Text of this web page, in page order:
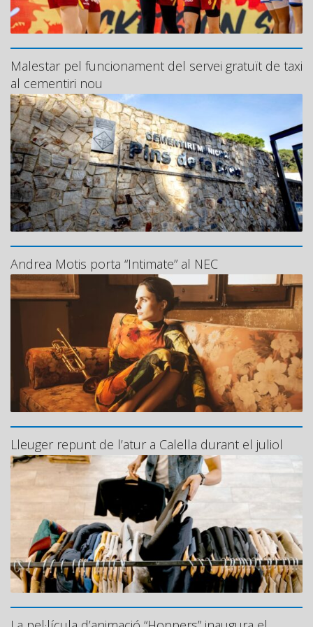
Malestar pel funcionament del servei gratuït de taxi
al cementiri nou
Andrea Motis porta “Intimate” al NEC
Lleuger repunt de l’atur a Calella durant el juliol